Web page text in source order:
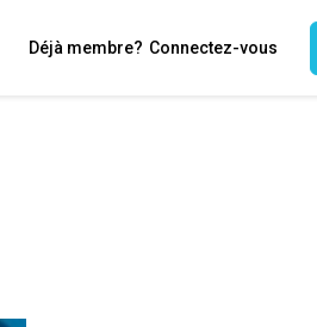
Déjà membre? Connectez-vous